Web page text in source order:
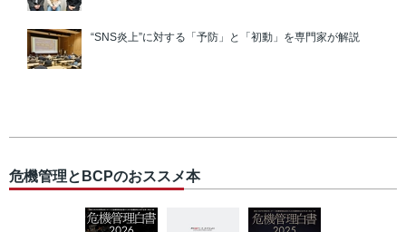
“SNS炎上”に対する「予防」と「初動」を専門家が解説
危機管理とBCPのおススメ本